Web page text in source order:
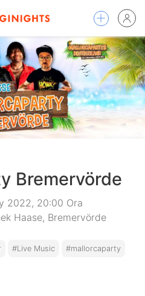
Bremervörde
2022, 20:00 Ora
Haase, Bremervörde
#Live Music #mallorcaparty